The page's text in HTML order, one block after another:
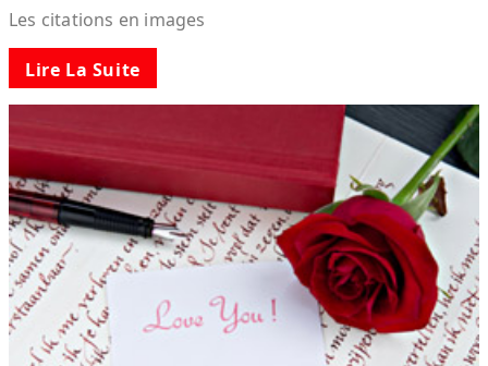
Les citations en images
Lire La Suite